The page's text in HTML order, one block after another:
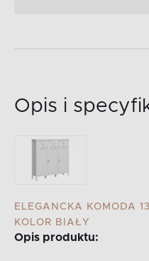
Opis i
ELEGANCKA KOMODA
KOLOR BIAŁY
Opis produktu: